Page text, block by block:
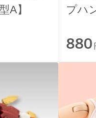
A】
プハ
880